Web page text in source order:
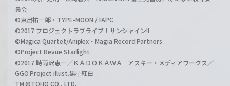
員会
©東出祐一郎・TYPE-MOON / FAPC
©2017 プロジェクトラブライブ！サンシャイン!!
©Magica Quartet/Aniplex・Magia Record Partners
©Project Revue Starlight
©2017 時雨沢恵一／ＫＡＤＯＫＡＷＡ アスキー・メディアワークス／
GGO Project illust.黒星紅白
TM ©TOHO CO., LTD.